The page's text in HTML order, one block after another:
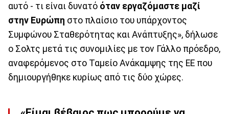
αυτό - τι είναι δυνατό όταν εργαζόμαστε μαζί
στην Ευρώπη στο πλαίσιο του υπάρχοντος
Συμφώνου Σταθερότητας και Ανάπτυξης», δήλωσε
ο Σολτς μετά τις συνομιλίες με τον Γάλλο πρόεδρο,
αναφερόμενος στο Ταμείο Ανάκαμψης της ΕΕ που
δημιουργήθηκε κυρίως από τις δύο χώρες.